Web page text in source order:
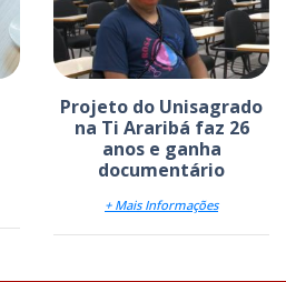
Projeto do Unisagrado
na Ti Araribá faz 26
anos e ganha
documentário
+ Mais Informações